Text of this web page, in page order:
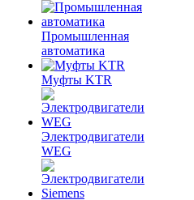
Промышленная
автоматика
Муфты KTR
Электродвигатели
WEG